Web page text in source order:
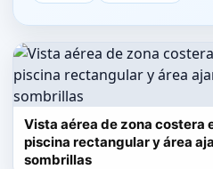
Vista aérea de zona costera
piscina rectangular y área
sombrillas